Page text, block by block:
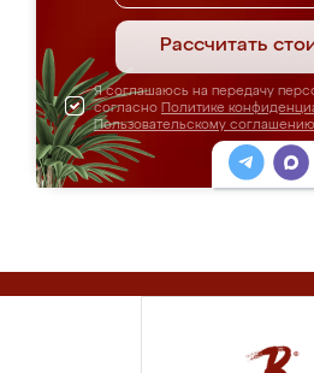
Рассчитать
Я соглашаюсь на передачу
согласно Политике
Пользовательскому соглашению